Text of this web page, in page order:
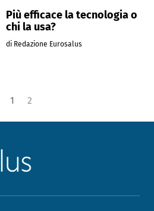
Più efficace la tecnologia o
chi la usa?
di Redazione Eurosalus
1 2